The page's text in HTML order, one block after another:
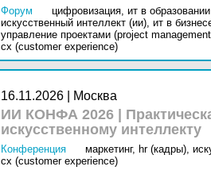
Форум цифровизация, ит в
искусственный интеллект (ии), ит в
управление проектами (project
cx (customer experience)
16.11.2026 | Москва
ИИ КОНФА 2026 |
искусственному интеллекту
Конференция маркетинг, hr (кадры),
cx (customer experience)